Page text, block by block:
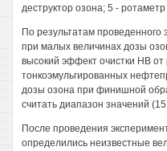
деструктор озона; 5 - ротаметр
По результатам проведенного
при малых величинах дозы
высокий эффект очистки HB
тонкоэмульгированных
дозы озона при финишной
считать диапазон значений
После проведения
определились неизвестные